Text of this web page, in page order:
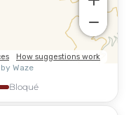
Bloqué